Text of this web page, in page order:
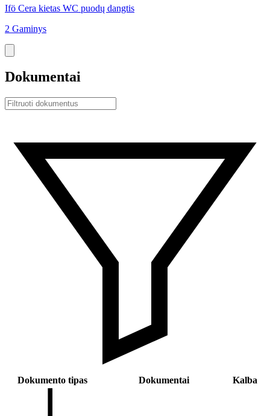
Ifö Cera kietas WC puodų dangtis
2 Gaminys
Dokumentai
Dokumento tipas Dokumentai Kalba